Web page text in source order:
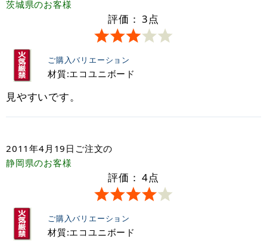
茨城県のお客様
評価： 3点
ご購入バリエーション
材質:エコユニボード
見やすいです。
2011年4月19日 ご注文の
静岡県のお客様
評価： 4点
ご購入バリエーション
材質:エコユニボード